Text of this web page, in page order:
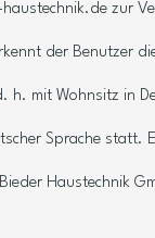
zur
der Benutzer
h. mit Wohnsitz in
Sprache
Haustechnik